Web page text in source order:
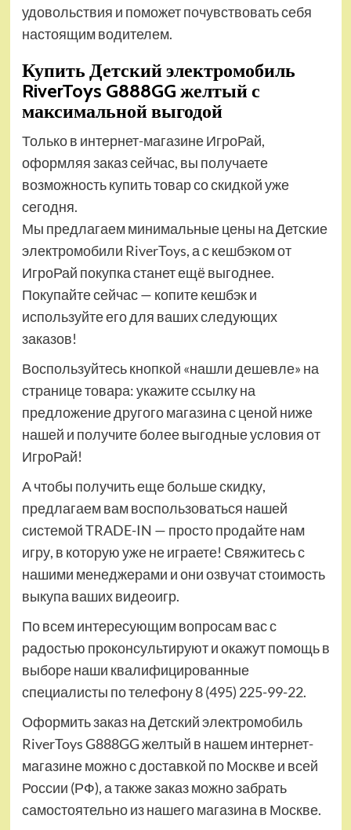
удовольствия и поможет почувствовать себя
настоящим водителем.
Купить Детский электромобиль
RiverToys G888GG желтый с
максимальной выгодой
Только в интернет-магазине ИгроРай,
оформляя заказ сейчас, вы получаете
возможность купить товар со скидкой уже
сегодня.
Мы предлагаем минимальные цены на Детские
электромобили RiverToys, а с кешбэком от
ИгроРай покупка станет ещё выгоднее.
Покупайте сейчас — копите кешбэк и
используйте его для ваших следующих
заказов!
Воспользуйтесь кнопкой «нашли дешевле» на
странице товара: укажите ссылку на
предложение другого магазина с ценой ниже
нашей и получите более выгодные условия от
ИгроРай!
А чтобы получить еще больше скидку,
предлагаем вам воспользоваться нашей
системой TRADE-IN — просто продайте нам
игру, в которую уже не играете! Свяжитесь с
нашими менеджерами и они озвучат стоимость
выкупа ваших видеоигр.
По всем интересующим вопросам вас с
радостью проконсультируют и окажут помощь в
выборе наши квалифицированные
специалисты по телефону 8 (495) 225-99-22.
Оформить заказ на Детский электромобиль
RiverToys G888GG желтый в нашем интернет-
магазине можно с доставкой по Москве и всей
России (РФ), а также заказ можно забрать
самостоятельно из нашего магазина в Москве.